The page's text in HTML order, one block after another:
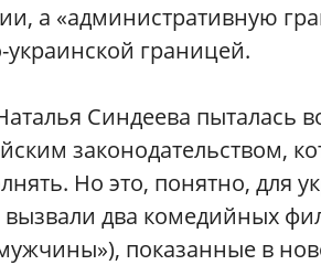
а «административную
границей.
Синдеева пыталась
законодательством,
Но это, понятно, для
вызвали два комедийных
показанные в